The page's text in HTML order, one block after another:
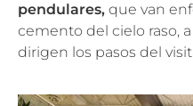
pendulares, que van
cemento del cielo raso,
dirigen los pasos del